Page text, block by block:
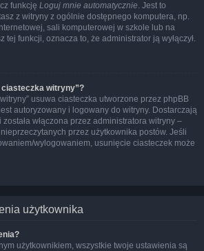
funkcję Loguj mnie automatycznie. Jest to
z witryny z ogólnie dostępnego komputera, np.
sali komputerowej w szkole lub na
tej funkcji, oznacza to, że administrator ją wyłączył.
ciasteczka witryny”?
usuwa ciasteczka utworzone przez phpBB
autoryzowany i logowany do witryny. Dostarczają
włączona przez administratora witryny –
przez użytkownika postów. Jeśli
wylogowaniem, usunięcie ciasteczek może
użytkownika
użytkownikiem, wszystkie twoje ustawienia są